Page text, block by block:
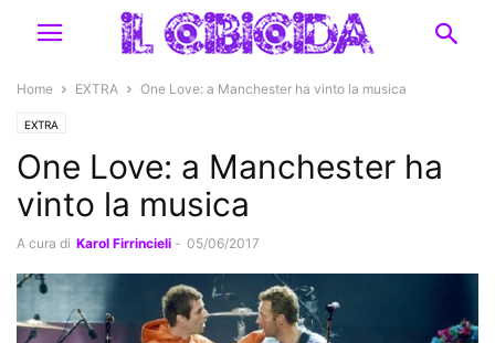
Home EXTRA One Love: a Manchester ha vinto la musica
EXTRA
One Love: a Manchester ha
vinto la musica
A cura di Karol Firrincieli - 05/06/2017